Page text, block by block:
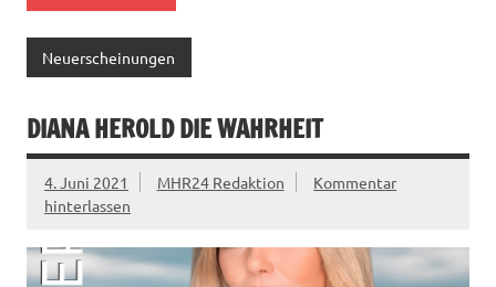
Neuerscheinungen
DIANA HEROLD DIE WAHRHEIT
4. Juni 2021 MHR24 Redaktion
Kommentar
hinterlassen